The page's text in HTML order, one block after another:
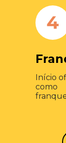
Início
como